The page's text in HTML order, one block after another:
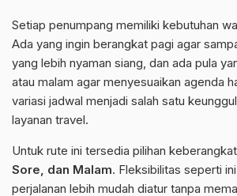
Setiap penumpang memiliki kebutuhan
Ada yang ingin berangkat pagi agar
yang lebih nyaman siang, dan ada pula
atau malam agar menyesuaikan agenda
variasi jadwal menjadi salah satu
layanan travel.
Untuk rute ini tersedia pilihan
Sore, dan Malam. Fleksibilitas seperti
perjalanan lebih mudah diatur tanpa